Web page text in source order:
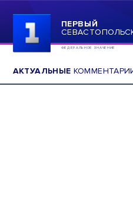
ПЕРВЫЙ
ФЕДЕРАЛЬНОЕ ЗНАЧЕНИЕ
АКТУАЛЬНЫЕ